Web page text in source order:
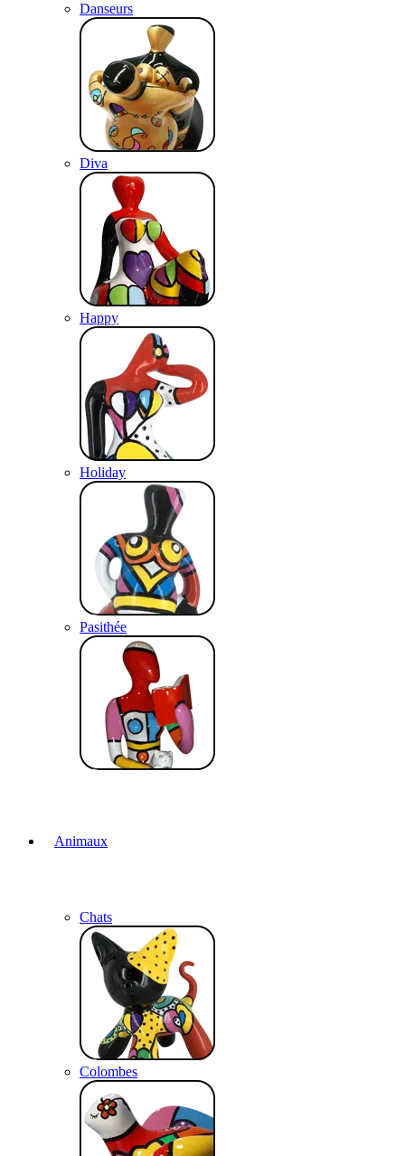
Danseurs
Diva
Happy
Holiday
Pasithée
Animaux
Chats
Colombes